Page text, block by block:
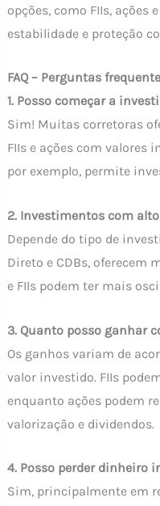
opções, como FIIs, ações
estabilidade e proteção
FAQ – Perguntas
1. Posso começar a
Sim! Muitas corretoras
FIIs e ações com valores
por exemplo, permite
2. Investimentos com
Depende do tipo de
Direto e CDBs, oferecem
e FIIs podem ter mais
3. Quanto posso ganhar
Os ganhos variam de
valor investido. FIIs
enquanto ações podem
valorização e dividendos.
4. Posso perder dinheiro
Sim, principalmente em